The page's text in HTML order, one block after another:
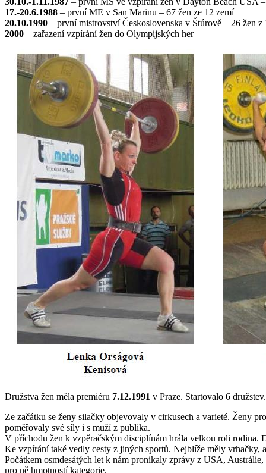
17.-20.6.1988 – první ME v San Marinu – 67 žen ze 12 zemí
20.10.1990 – první mistrovství Československa v Štúrově – 26 žen z
2000 – zařazení vzpírání žen do Olympijských her
Družstva žen měla premiéru 7.12.1991 v Praze. Startovalo 6 družstev.
Ze začátku se ženy silačky objevovaly v cirkusech a varieté. Ženy
poměřovaly své síly i s muží z publika.
V příchodu žen k vzpěračským disciplínám hrála velkou roli rodina.
Ke vzpírání také vedly cesty z jiných sportů. Nejblíže měly vrhačky,
Počátkem osmdesátých let k nám pronikaly zprávy z USA,
pro ně hmotností kategorie.